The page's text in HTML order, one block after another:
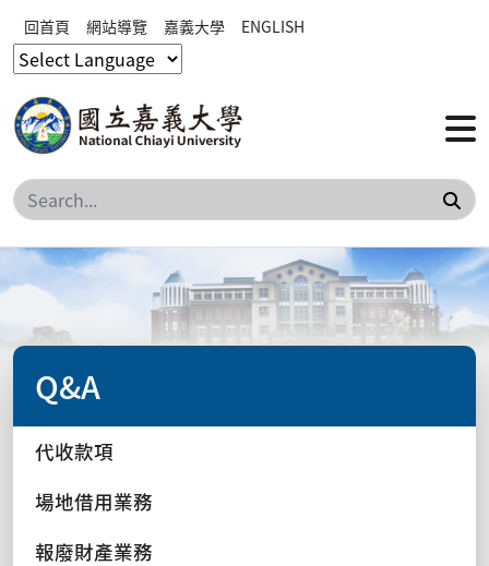
回首頁 網站導覽 嘉義大學 ENGLISH
搜
Q&A
代收款項
場地借用業務
報廢財產業務